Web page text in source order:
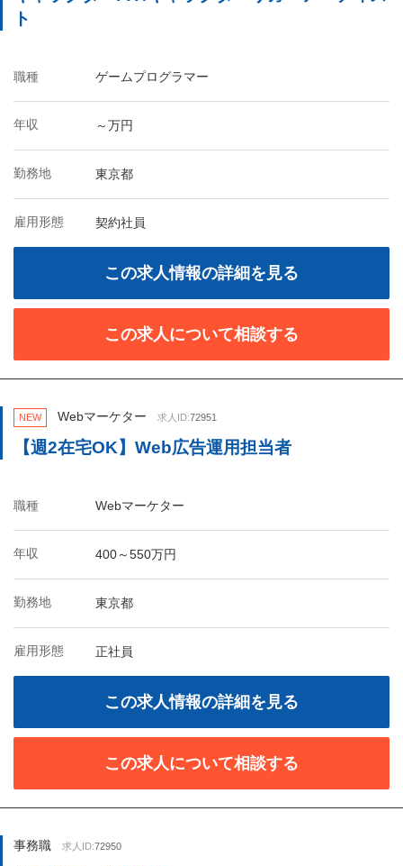
ト
職種 ゲームプログラマー
年収 ～万円
勤務地 東京都
雇用形態 契約社員
この求人情報の詳細を見る
この求人について相談する
NEW Webマーケター 求人ID:72951
【週2在宅OK】Web広告運用担当者
職種 Webマーケター
年収 400～550万円
勤務地 東京都
雇用形態 正社員
この求人情報の詳細を見る
この求人について相談する
事務職 求人ID:72950